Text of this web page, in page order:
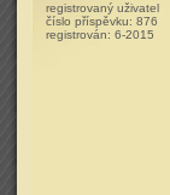
registrovaný uživatel
číslo příspěvku: 876
registrován: 6-2015